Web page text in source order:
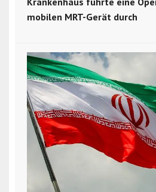
mobilen MRT-Gerät durch